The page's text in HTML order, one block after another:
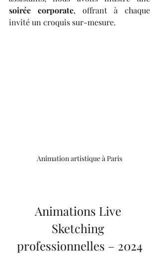
soirée corporate, offrant à chaque
invité un croquis sur-mesure.
Animation artistique à Paris
Animations Live
Sketching
professionnelles – 2024